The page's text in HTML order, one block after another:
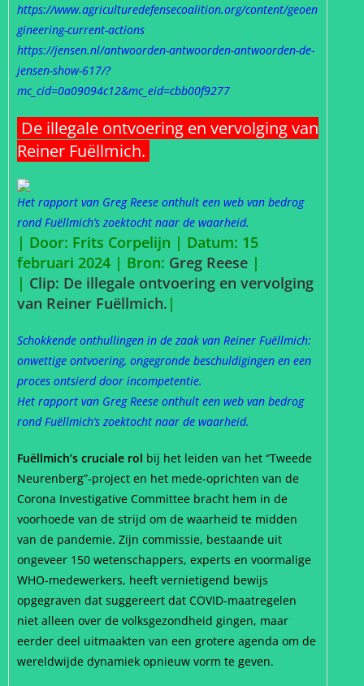
https://www.agriculturedefensecoalition.org/content/geoen
gineering-current-actions
https://jensen.nl/antwoorden-antwoorden-antwoorden-de-
jensen-show-617/?
mc_cid=0a09094c12&mc_eid=cbb00f9277
De illegale ontvoering en vervolging van
Reiner Fuëllmich.
Het rapport van Greg Reese onthult een web van bedrog
rond Fuëllmich’s zoektocht naar de waarheid.
| Door: Frits Corpelijn | Datum: 15
februari 2024 | Bron: Greg Reese |
| Clip: De illegale ontvoering en vervolging
van Reiner Fuëllmich. |
Schokkende onthullingen in de zaak van Reiner Fuëllmich:
onwettige ontvoering, ongegronde beschuldigingen en een
proces ontsierd door incompetentie.
Het rapport van Greg Reese onthult een web van bedrog
rond Fuëllmich’s zoektocht naar de waarheid.
Fuëllmich’s cruciale rol bij het leiden van het “Tweede
Neurenberg”-project en het mede-oprichten van de
Corona Investigative Committee bracht hem in de
voorhoede van de strijd om de waarheid te midden
van de pandemie. Zijn commissie, bestaande uit
ongeveer 150 wetenschappers, experts en voormalige
WHO-medewerkers, heeft vernietigend bewijs
opgegraven dat suggereert dat COVID-maatregelen
niet alleen over de volksgezondheid gingen, maar
eerder deel uitmaakten van een grotere agenda om de
wereldwijde dynamiek opnieuw vorm te geven.